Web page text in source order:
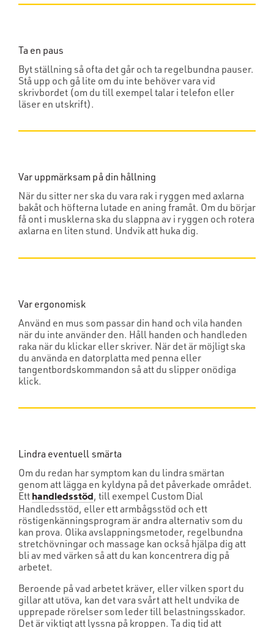
Ta en paus
Byt ställning så ofta det går och ta regelbundna pauser.
Stå upp och gå lite om du inte behöver vara vid
skrivbordet (om du till exempel talar i telefon eller
läser en utskrift).
Var uppmärksam på din hållning
När du sitter ner ska du vara rak i ryggen med axlarna
bakåt och höfterna lutade en aning framåt. Om du börjar
få ont i musklerna ska du slappna av i ryggen och rotera
axlarna en liten stund. Undvik att huka dig.
Var ergonomisk
Använd en mus som passar din hand och vila handen
när du inte använder den. Håll handen och handleden
raka när du klickar eller skriver. När det är möjligt ska
du använda en datorplatta med penna eller
tangentbordskommandon så att du slipper onödiga
klick.
Lindra eventuell smärta
Om du redan har symptom kan du lindra smärtan
genom att lägga en kyldyna på det påverkade området.
Ett handledsstöd , till exempel Custom Dial
Handledsstöd, eller ett armbågsstöd och ett
röstigenkänningsprogram är andra alternativ som du
kan prova. Olika avslappningsmetoder, regelbundna
stretchövningar och massage kan också hjälpa dig att
bli av med värken så att du kan koncentrera dig på
arbetet.
Beroende på vad arbetet kräver, eller vilken sport du
gillar att utöva, kan det vara svårt att helt undvika de
upprepade rörelser som leder till belastningsskador.
Det är viktigt att lyssna på kroppen. Ta dig tid att